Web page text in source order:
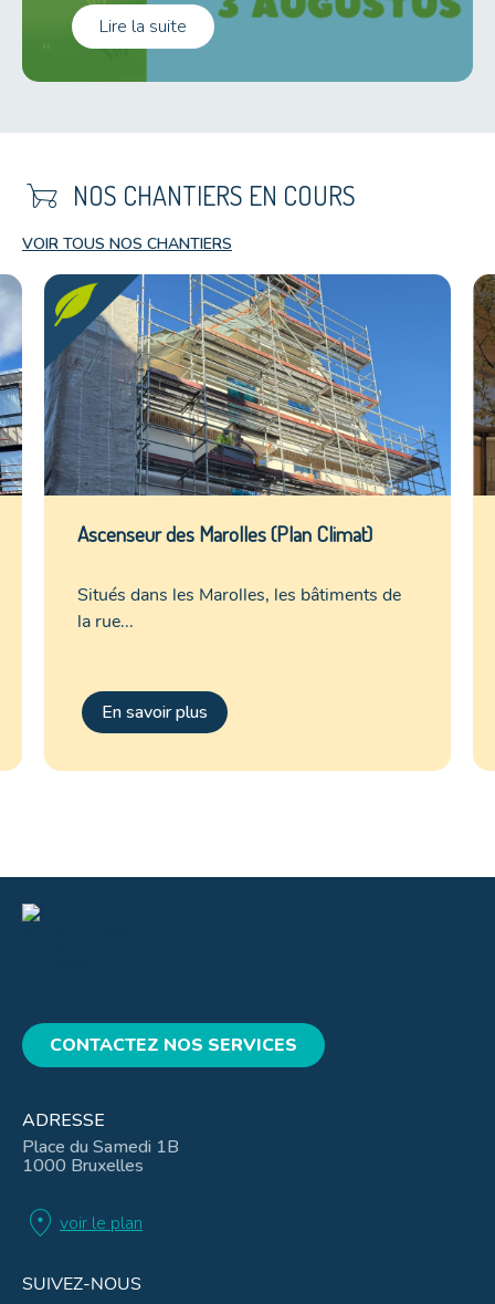
Lire la suite
garden_cart NOS CHANTIERS EN COURS
VOIR TOUS NOS CHANTIERS
Ascenseur des Marolles (Plan Climat)
Situés dans les Marolles, les bâtiments de
la rue...
En savoir plus
CONTACTEZ NOS SERVICES
ADRESSE
Place du Samedi 1B
1000 Bruxelles
location_on voir le plan
SUIVEZ-NOUS